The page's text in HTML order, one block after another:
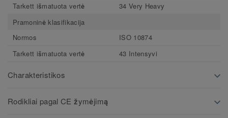
Tarkett išmatuota vertė
34 Very Heavy
Pramoninė klasifikacija
Normos
ISO 10874
Tarkett išmatuota vertė
43 Intensyvi
Charakteristikos
Rodikliai pagal CE žymėjimą